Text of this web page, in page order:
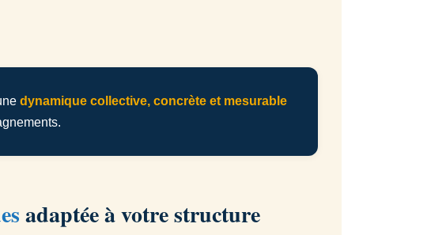
dynamique collective, concrète et mesurable
adaptée à votre structure